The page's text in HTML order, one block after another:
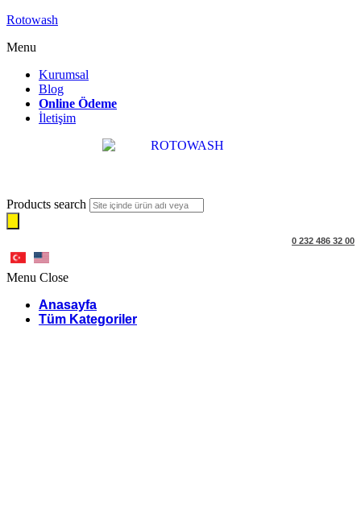
Rotowash
Menu
Kurumsal
Blog
Online Ödeme
İletişim
Products search
0 232 486 32 00
Menu Close
Anasayfa
Tüm Kategoriler